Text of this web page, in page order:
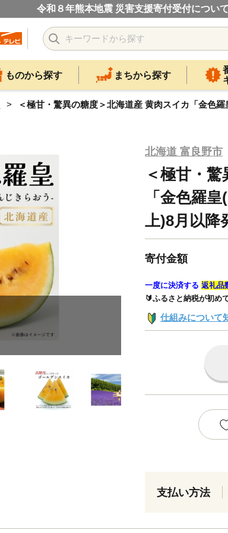
令和８年熊本地震 災害支援寄付受付について
ものから探す まちから探す
＜極甘・驚異の糖度＞北海道産 黄肉スイカ「金色
北海道 富良野市
＜極甘・
「金色羅
上)8月以降
寄付金額
一度に決済する 返礼品
🔰ふるさと納税が初め
仕組みについて
支払い方法